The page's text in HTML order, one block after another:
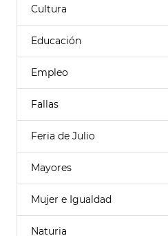
Cultura
Educación
Empleo
Fallas
Feria de Julio
Mayores
Mujer e Igualdad
Naturia